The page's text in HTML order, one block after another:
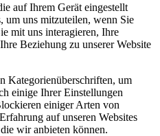
auf Ihrem Gerät eingestellt
um uns mitzuteilen, wenn Sie
mit uns interagieren, Ihre
Beziehung zu unserer Website
Kategorienüberschriften, um
einige Ihrer Einstellungen
einiger Arten von
auf unseren Websites
wir anbieten können.